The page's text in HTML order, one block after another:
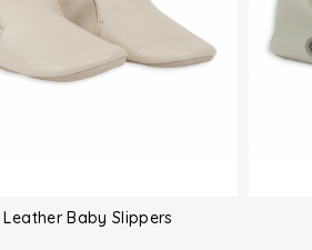
Leather Baby Slippers